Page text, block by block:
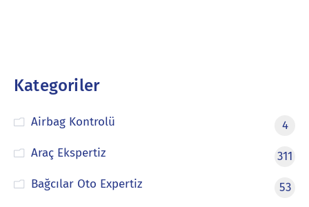
Kategoriler
Airbag Kontrolü
4
Araç Ekspertiz
311
Bağcılar Oto Expertiz
53